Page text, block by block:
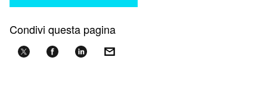
Condivi questa pagina